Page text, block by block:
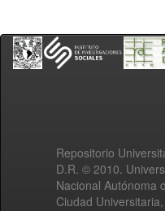
Repositorio
D.R. © 2010.
Nacional Autónoma
Ciudad